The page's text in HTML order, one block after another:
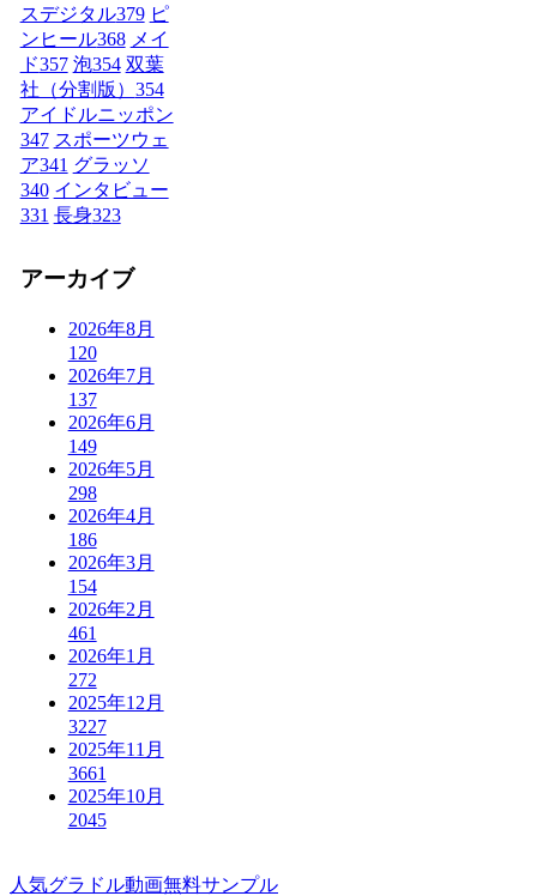
スデジタル379 ピ
ンヒール368 メイ
ド357 泡354 双葉
社（分割版） 354
アイドルニッポン
347 スポーツウェ
ア341 グラッソ
340 インタビュー
331 長身323
アーカイブ
2026年8月
120
2026年7月
137
2026年6月
149
2026年5月
298
2026年4月
186
2026年3月
154
2026年2月
461
2026年1月
272
2025年12月
3227
2025年11月
3661
2025年10月
2045
人気グラドル動画無料サンプル